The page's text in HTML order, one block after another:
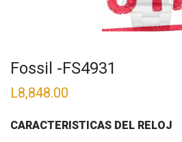
Fossil -FS4931
L8,848.00
CARACTERISTICAS DEL RELOJ